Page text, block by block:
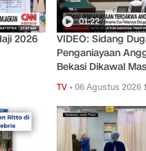
2026
01:22
VIDEO: Sidang
Penganiayaan
Bekasi Dikawal
TV •06 Agustus 2026